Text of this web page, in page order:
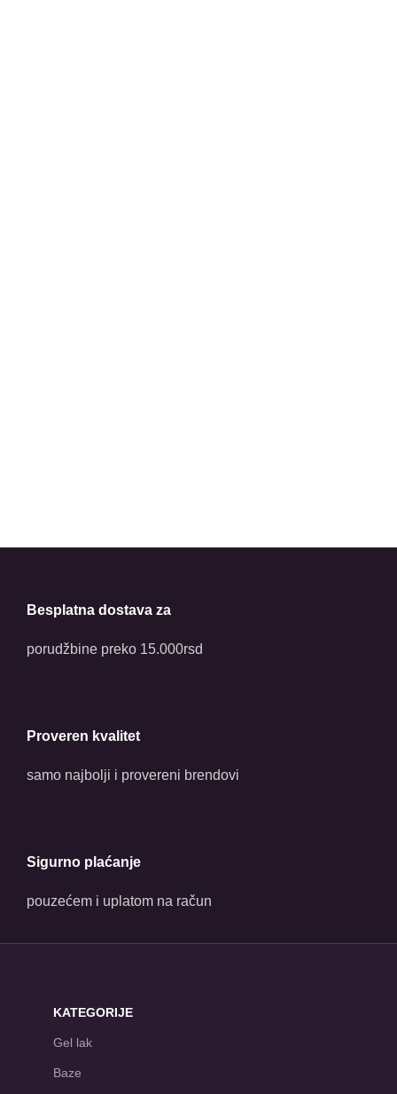
Besplatna dostava za
porudžbine preko 15.000rsd
Proveren kvalitet
samo najbolji i provereni brendovi
Sigurno plaćanje
pouzećem i uplatom na račun
KATEGORIJE
Gel lak
Baze